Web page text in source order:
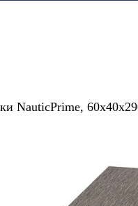
NauticPrime,